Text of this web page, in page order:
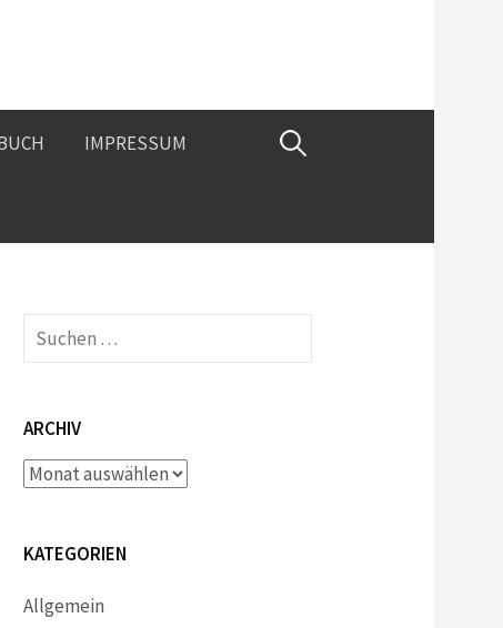
IMPRESSUM Suchen
Suchen
nach:
ARCHIV
Archiv
KATEGORIEN
Allgemein